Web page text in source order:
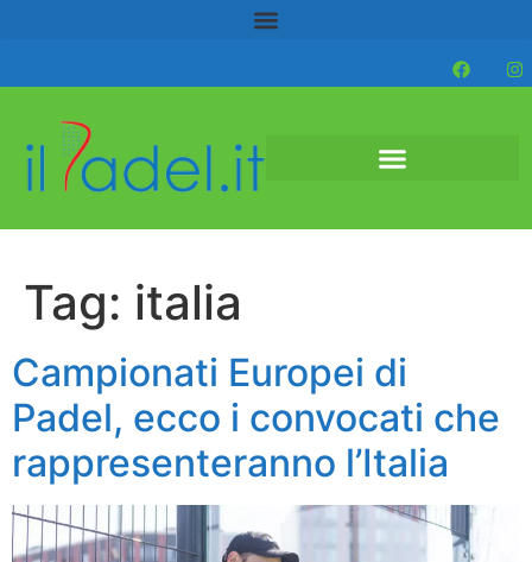
Tag: italia
Campionati Europei di
Padel, ecco i convocati che
rappresenteranno l’Italia